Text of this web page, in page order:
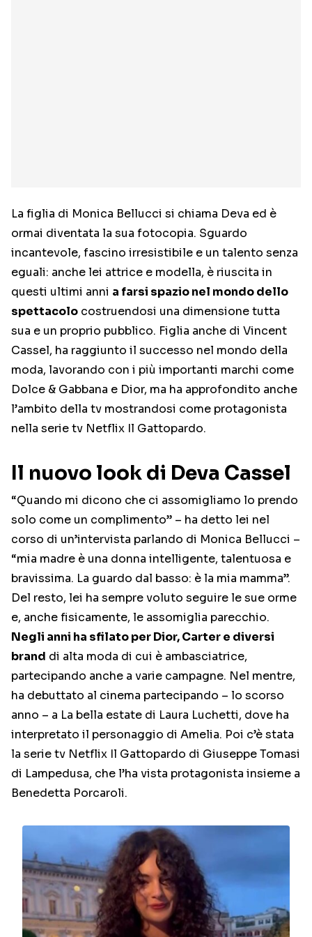
La figlia di Monica Bellucci si chiama Deva ed è
ormai diventata la sua fotocopia. Sguardo
incantevole, fascino irresistibile e un talento senza
eguali: anche lei attrice e modella, è riuscita in
questi ultimi anni a farsi spazio nel mondo dello
spettacolo costruendosi una dimensione tutta
sua e un proprio pubblico. Figlia anche di Vincent
Cassel, ha raggiunto il successo nel mondo della
moda, lavorando con i più importanti marchi come
Dolce & Gabbana e Dior, ma ha approfondito anche
l’ambito della tv mostrandosi come protagonista
nella serie tv Netflix Il Gattopardo.
Il nuovo look di Deva Cassel
“Quando mi dicono che ci assomigliamo lo prendo
solo come un complimento” – ha detto lei nel
corso di un’intervista parlando di Monica Bellucci –
“mia madre è una donna intelligente, talentuosa e
bravissima. La guardo dal basso: è la mia mamma”.
Del resto, lei ha sempre voluto seguire le sue orme
e, anche fisicamente, le assomiglia parecchio.
Negli anni ha sfilato per Dior, Carter e diversi
brand di alta moda di cui è ambasciatrice,
partecipando anche a varie campagne. Nel mentre,
ha debuttato al cinema partecipando – lo scorso
anno – a La bella estate di Laura Luchetti, dove ha
interpretato il personaggio di Amelia. Poi c’è stata
la serie tv Netflix Il Gattopardo di Giuseppe Tomasi
di Lampedusa, che l’ha vista protagonista insieme a
Benedetta Porcaroli.